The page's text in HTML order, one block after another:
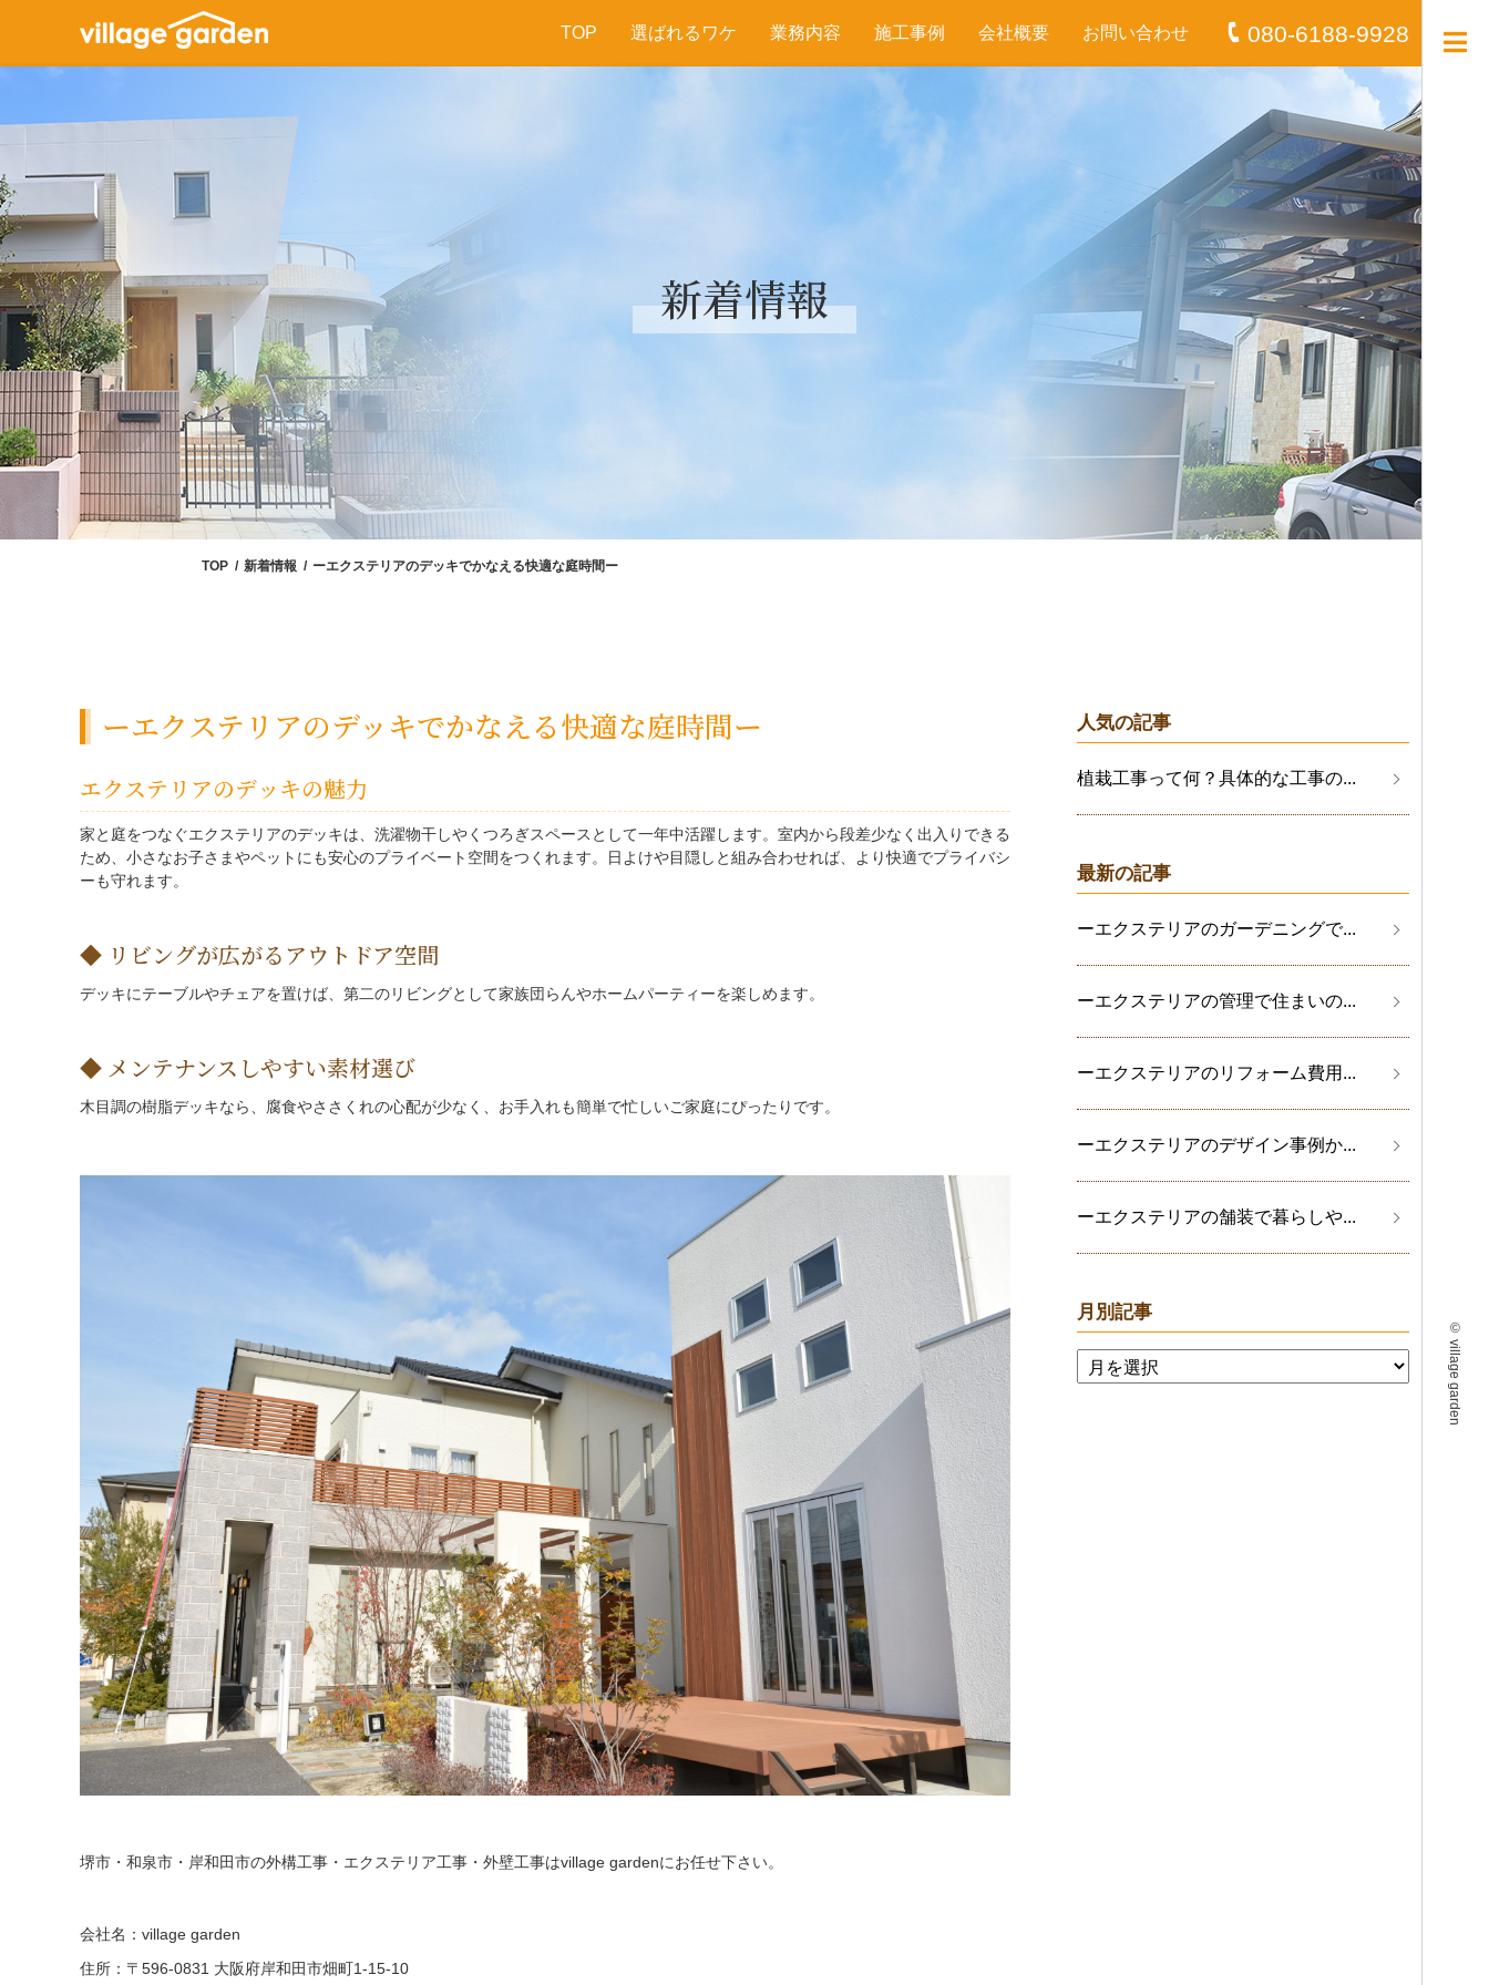
080-6188-9928
TOP 選ばれるワケ 業務内容 施工事例 会社概要 お問い合わせ
©
village garden
新着情報
TOP 新着情報 ーエクステリアのデッキでかなえる快適な庭時間ー
ーエクステリアのデッキでかなえる快適な庭時間ー
エクステリアのデッキの魅力
家と庭をつなぐエクステリアのデッキは、洗濯物干しやくつろぎスペースとして一年中活躍します。室内から段差少なく出入りできる
ため、小さなお子さまやペットにも安心のプライベート空間をつくれます。日よけや目隠しと組み合わせれば、より快適でプライバシ
ーも守れます。
リビングが広がるアウトドア空間
デッキにテーブルやチェアを置けば、第二のリビングとして家族団らんやホームパーティーを楽しめます。
メンテナンスしやすい素材選び
木目調の樹脂デッキなら、腐食やささくれの心配が少なく、お手入れも簡単で忙しいご家庭にぴったりです。
堺市・和泉市・岸和田市の外構工事・エクステリア工事・外壁工事はvillage gardenにお任せ下さい。
会社名：village garden
住所：〒596-0831 大阪府岸和田市畑町1-15-10
人気の記事
植栽工事って何？具体的な工事の...
最新の記事
ーエクステリアのガーデニングで...
ーエクステリアの管理で住まいの...
ーエクステリアのリフォーム費用...
ーエクステリアのデザイン事例か...
ーエクステリアの舗装で暮らしや...
月別記事